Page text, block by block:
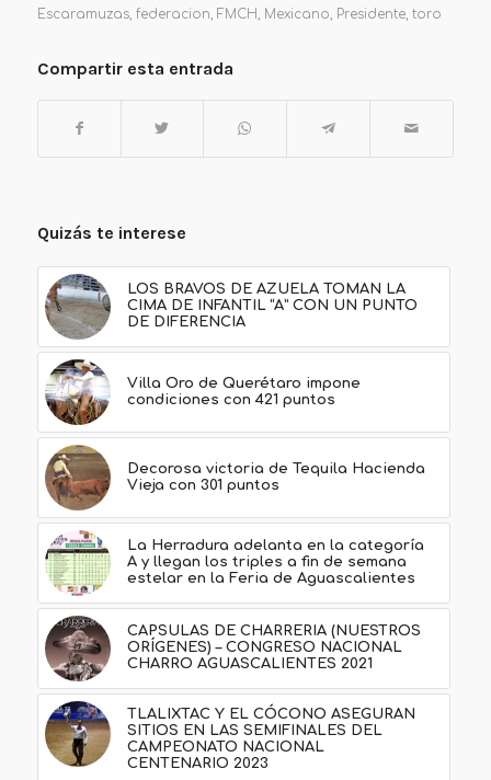
Escaramuzas, federacion, FMCH, Mexicano, Presidente, toro
Compartir esta entrada
Quizás te interese
LOS BRAVOS DE AZUELA TOMAN LA
CIMA DE INFANTIL “A” CON UN PUNTO
DE DIFERENCIA
Villa Oro de Querétaro impone
condiciones con 421 puntos
Decorosa victoria de Tequila Hacienda
Vieja con 301 puntos
La Herradura adelanta en la categoría
A y llegan los triples a fin de semana
estelar en la Feria de Aguascalientes
CAPSULAS DE CHARRERIA (NUESTROS
ORÍGENES) – CONGRESO NACIONAL
CHARRO AGUASCALIENTES 2021
TLALIXTAC Y EL CÓCONO ASEGURAN
SITIOS EN LAS SEMIFINALES DEL
CAMPEONATO NACIONAL
CENTENARIO 2023